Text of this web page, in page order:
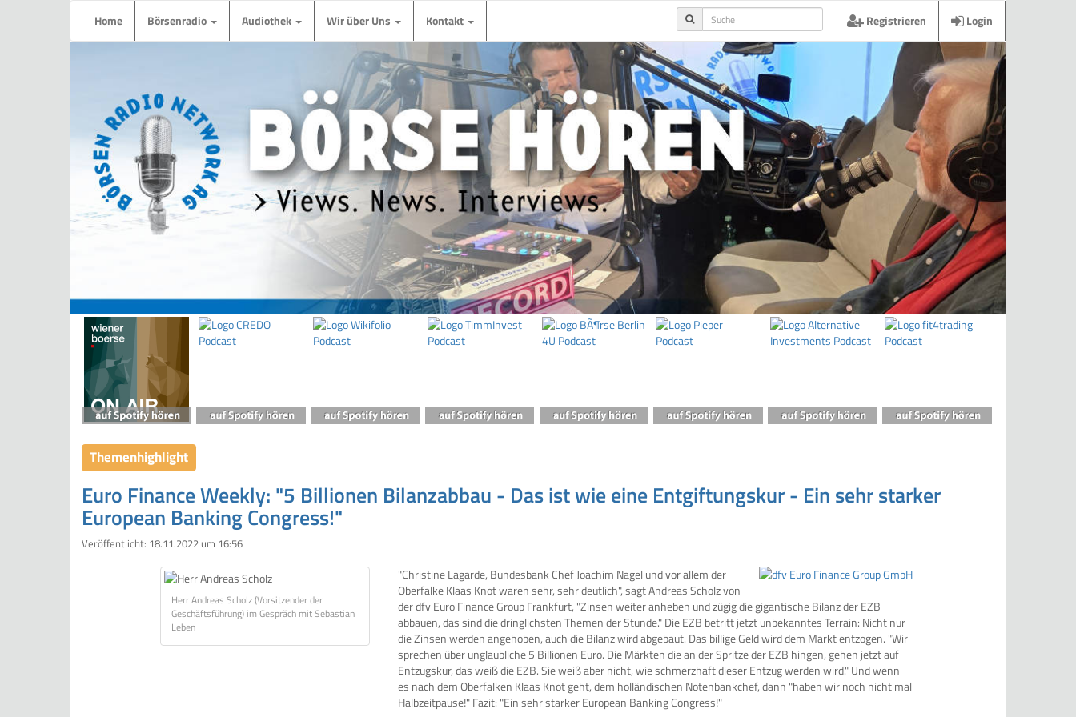
Home Börsenradio Audiothek Wir über Uns Kontakt Registrieren Login
Themenhighlight
Euro Finance Weekly: "5 Billionen Bilanzabbau - Das ist wie eine Entgiftungskur - Ein sehr starker
European Banking Congress!"
Veröffentlicht: 18.11.2022 um 16:56
Herr Andreas Scholz (Vorsitzender der
Geschäftsführung) im Gespräch mit Sebastian
Leben
"Christine Lagarde, Bundesbank Chef Joachim Nagel und vor allem der
Oberfalke Klaas Knot waren sehr, sehr deutlich", sagt Andreas Scholz von
der dfv Euro Finance Group Frankfurt, "Zinsen weiter anheben und zügig die gigantische Bilanz der EZB
abbauen, das sind die dringlichsten Themen der Stunde." Die EZB betritt jetzt unbekanntes Terrain: Nicht nur
die Zinsen werden angehoben, auch die Bilanz wird abgebaut. Das billige Geld wird dem Markt entzogen. "Wir
sprechen über unglaubliche 5 Billionen Euro. Die Märkten die an der Spritze der EZB hingen, gehen jetzt auf
Entzugskur, das weiß die EZB. Sie weiß aber nicht, wie schmerzhaft dieser Entzug werden wird." Und wenn
es nach dem Oberfalken Klaas Knot geht, dem holländischen Notenbankchef, dann "haben wir noch nicht mal
Halbzeitpause!" Fazit: "Ein sehr starker European Banking Congress!"